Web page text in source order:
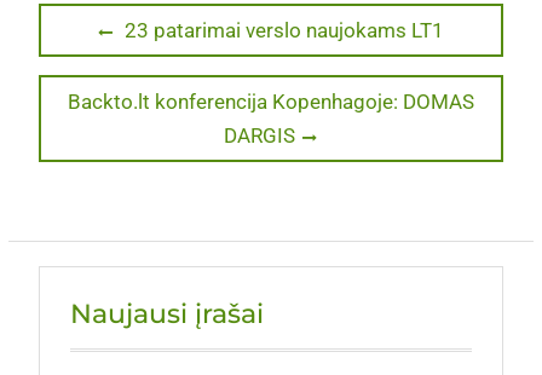
Navigacija
tarp
įrašų
Previous
post:
23 patarimai verslo naujokams LT1
Next
Backto.lt konferencija Kopenhagoje: DOMAS
DARGIS
Naujausi įrašai